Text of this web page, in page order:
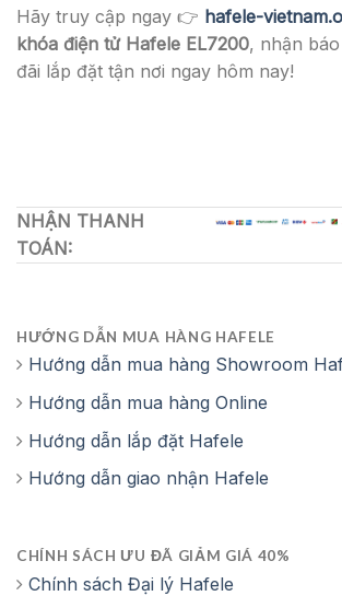
Hãy truy cập ngay 👉 hafele-
khóa điện tử Hafele EL7200, nhận
đãi lắp đặt tận nơi ngay hôm nay!
NHẬN THANH
TOÁN:
HƯỚNG DẪN MUA HÀNG HAFELE
Hướng dẫn mua hàng Showroom
Hướng dẫn mua hàng Online
Hướng dẫn lắp đặt Hafele
Hướng dẫn giao nhận Hafele
CHÍNH SÁCH ƯU ĐÃ GIẢM GIÁ 40%
Chính sách Đại lý Hafele